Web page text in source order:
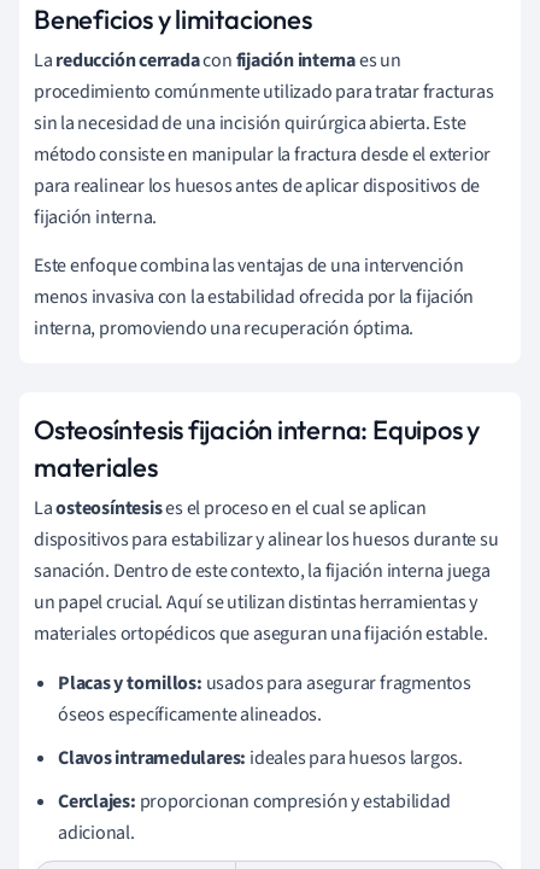
Beneficios y limitaciones
Lareducción cerradaconfijación internaes un
procedimiento comúnmente utilizado para tratar fracturas
sin la necesidad de una incisión quirúrgica abierta. Este
método consiste en manipular la fractura desde el exterior
para realinear los huesos antes de aplicar dispositivos de
fijación interna.
Este enfoque combina las ventajas de una intervención
menos invasiva con la estabilidad ofrecida por la fijación
interna, promoviendo una recuperación óptima.
Osteosíntesis fijación interna: Equipos y
materiales
Laosteosíntesises el proceso en el cual se aplican
dispositivos para estabilizar y alinear los huesos durante su
sanación. Dentro de este contexto, la fijación interna juega
un papel crucial. Aquí se utilizan distintas herramientas y
materiales ortopédicos que aseguran una fijación estable.
Placas y tornillos: usados para asegurar fragmentos
óseos específicamente alineados.
Clavos intramedulares: ideales para huesos largos.
Cerclajes: proporcionan compresión y estabilidad
adicional.